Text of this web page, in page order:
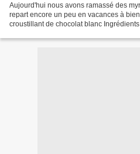
Aujourd'hui nous avons ramassé des
repart encore un peu en vacances à
croustillant de chocolat blanc Ingrédients